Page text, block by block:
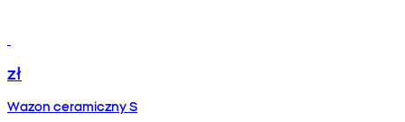
zł
Wazon ceramiczny S